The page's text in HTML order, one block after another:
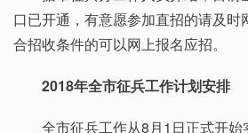
口已开通，有意愿参加直招的请及时
合招收条件的可以网上报名应招。
2018年全市征兵工作计划安排
全市征兵工作从8月1日正式开始